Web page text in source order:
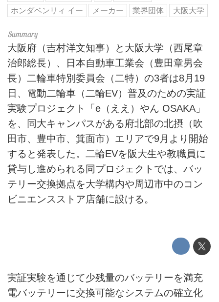
ホンダベンリィ イー
メーカー 業界団体 大阪大学
大阪府（吉村洋文知事）と大阪大学（西尾章
治郎総長）、日本自動車工業会（豊田章男会
長）二輪車特別委員会（二特）の3者は8月19
日、電動二輪車（二輪EV）普及のための実証
実験プロジェクト「e（ええ）やん OSAKA」
を、同大キャンパスがある府北部の北摂（吹
田市、豊中市、箕面市）エリアで9月より開始
すると発表した。二輪EVを阪大生や教職員に
貸与し進められる同プロジェクトでは、バッ
テリー交換拠点を大学構内や周辺市中のコン
ビニエンスストア店舗に設ける。
実証実験を通じて少残量のバッテリーを満充
電バッテリーに交換可能なシステムの確立化